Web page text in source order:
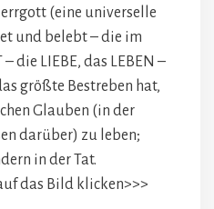
(eine universelle
und belebt – die im
die LIEBE, das LEBEN –
größte Bestreben hat,
Glauben (in der
darüber) zu leben;
in der Tat.
das Bild klicken>>>